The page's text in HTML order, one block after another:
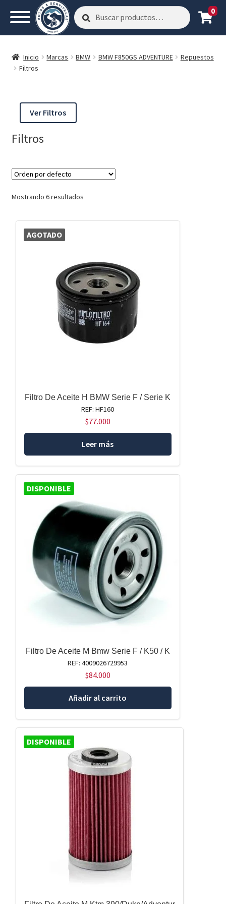
Buscar
por:
Buscar 0
Inicio Marcas BMW BMW F850GS ADVENTURE
Repuestos
Filtros
Ver Filtros
Filtros
Mostrando 6 resultados
AGOTADO
Filtro De Aceite H BMW Serie F / Serie K
REF: HF160
$77.000
Leer más
DISPONIBLE
Filtro De Aceite M Bmw Serie F / K50 / K
REF: 4009026729953
$84.000
Añadir al carrito
DISPONIBLE